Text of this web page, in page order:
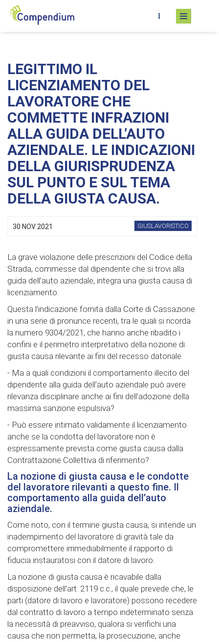
Skip to main content
LEGITTIMO IL
LICENZIAMENTO DEL
LAVORATORE CHE
COMMETTE INFRAZIONI
ALLA GUIDA DELL’AUTO
AZIENDALE. LE INDICAZIONI
DELLA GIURISPRUDENZA
SUL PUNTO E SUL TEMA
DELLA GIUSTA CAUSA.
30 NOV 2021 GIUSLAVORISTICO
La grave violazione delle prescrizioni del Codice della
Strada, commesse dal dipendente che si trovi alla
guida dell’auto aziendale, integra una giusta causa di
licenziamento.
Questa l’indicazione fornita dalla Corte di Cassazione
in una serie di pronunce recenti, tra le quali si ricorda
la numero 9304/2021, che hanno anche ribadito i
confini e il perimetro interpretativo della nozione di
giusta causa rilevante ai fini del recesso datoriale.
- Ma a quali condizioni il comportamento illecito del
dipendente alla guida dell’auto aziendale può avere
rilevanza disciplinare anche ai fini dell’adozione della
massima sanzione espulsiva?
- Può essere intimato validamente il licenziamento
anche se la condotta del lavoratore non è
espressamente prevista come giusta causa dalla
Contrattazione Collettiva di riferimento?
La nozione di giusta causa e le condotte
del lavoratore rilevanti a questo fine. Il
comportamento alla guida dell’auto
aziendale.
Come noto, con il termine giusta causa, si intende un
inadempimento del lavoratore di gravità tale da
compromettere irrimediabilmente il rapporto di
fiducia instauratosi con il datore di lavoro.
La nozione di giusta causa è ricavabile dalla
disposizione dell’art. 2119 c.c., il quale prevede che, le
parti (datore di lavoro e lavoratore) possono recedere
dal contratto di lavoro a tempo indeterminato senza
la necessità di preavviso, qualora si verifichi una
causa che non permetta, la prosecuzione, anche